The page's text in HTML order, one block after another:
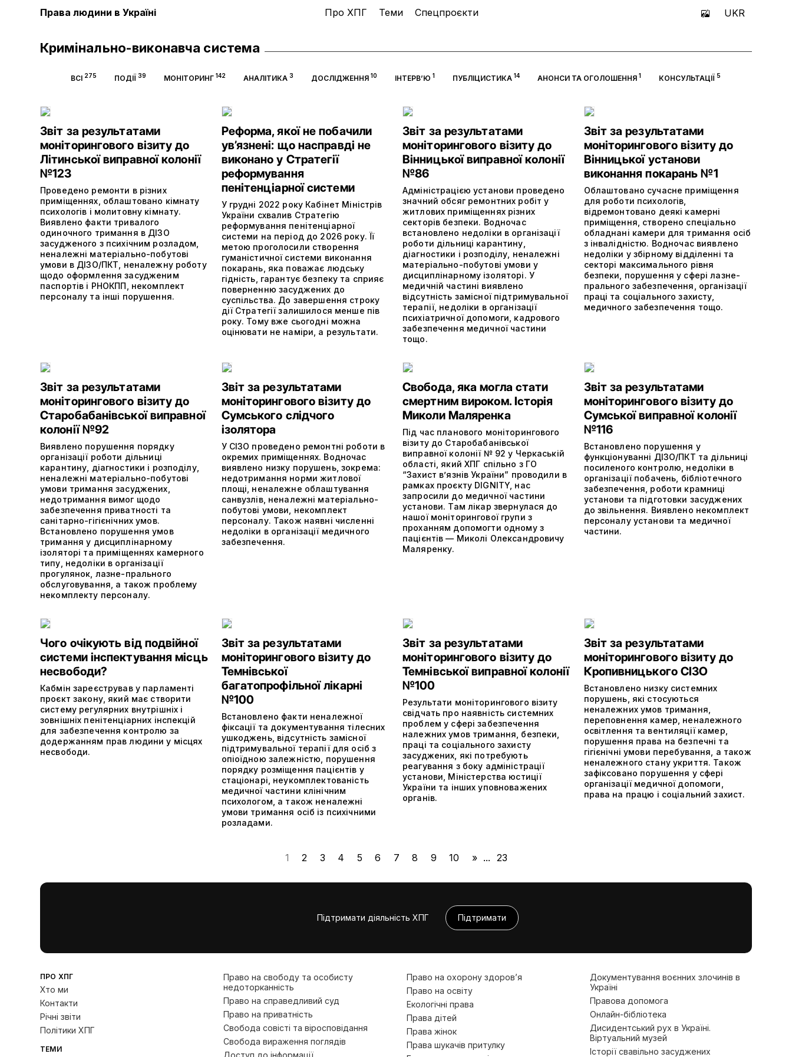
Права людини в Україні Про ХПГ Теми Спецпроєкти UKR
Кримінально-виконавча система
ВСІ275 ПОДІЇ39 МОНІТОРИНГ142 АНАЛІТИКА 3 ДОСЛІДЖЕННЯ10 ІНТЕРВ’Ю 1 ПУБЛІЦИСТИКА 14 АНОНСИ ТА ОГОЛОШЕННЯ1 КОНСУЛЬТАЦІЇ5
Звіт за результатами
моніторингового візиту до
Літинської виправної колонії
№123
Проведено ремонти в різних
приміщеннях, облаштовано кімнату
психологів і молитовну кімнату.
Виявлено факти тривалого
одиночного тримання в ДІЗО
засудженого з психічним розладом,
неналежні матеріально-побутові
умови в ДІЗО/ПКТ, неналежну роботу
щодо оформлення засудженим
паспортів і РНОКПП, некомплект
персоналу та інші порушення.
Реформа, якої не побачили
ув’язнені: що насправді не
виконано у Стратегії
реформування
пенітенціарної системи
У грудні 2022 року Кабінет Міністрів
України схвалив Стратегію
реформування пенітенціарної
системи на період до 2026 року. Її
метою проголосили створення
гуманістичної системи виконання
покарань, яка поважає людську
гідність, гарантує безпеку та сприяє
поверненню засуджених до
суспільства. До завершення строку
дії Стратегії залишилося менше пів
року. Тому вже сьогодні можна
оцінювати не наміри, а результати.
Звіт за результатами
моніторингового візиту до
Вінницької виправної колонії
№86
Адміністрацією установи проведено
значний обсяг ремонтних робіт у
житлових приміщеннях різних
секторів безпеки. Водночас
встановлено недоліки в організації
роботи дільниці карантину,
діагностики і розподілу, неналежні
матеріально-побутові умови у
дисциплінарному ізоляторі. У
медичній частині виявлено
відсутність замісної підтримувальної
терапії, недоліки в організації
психіатричної допомоги, кадрового
забезпечення медичної частини
тощо.
Звіт за результатами
моніторингового візиту до
Вінницької установи
виконання покарань №1
Облаштовано сучасне приміщення
для роботи психологів,
відремонтовано деякі камерні
приміщення, створено спеціально
обладнані камери для тримання осіб
з інвалідністю. Водночас виявлено
недоліки у збірному відділенні та
секторі максимального рівня
безпеки, порушення у сфері лазне-
прального забезпечення, організації
праці та соціального захисту,
медичного забезпечення тощо.
Звіт за результатами
моніторингового візиту до
Старобабанівської виправної
колонії №92
Виявлено порушення порядку
організації роботи дільниці
карантину, діагностики і розподілу,
неналежні матеріально-побутові
умови тримання засуджених,
недотримання вимог щодо
забезпечення приватності та
санітарно-гігієнічних умов.
Встановлено порушення умов
тримання у дисциплінарному
ізоляторі та приміщеннях камерного
типу, недоліки в організації
прогулянок, лазне-прального
обслуговування, а також проблему
некомплекту персоналу.
Звіт за результатами
моніторингового візиту до
Сумського слідчого
ізолятора
У СІЗО проведено ремонтні роботи в
окремих приміщеннях. Водночас
виявлено низку порушень, зокрема:
недотримання норми житлової
площі, неналежне облаштування
санвузлів, неналежні матеріально-
побутові умови, некомплект
персоналу. Також наявні численні
недоліки в організації медичного
забезпечення.
Свобода, яка могла стати
смертним вироком. Історія
Миколи Маляренка
Під час планового моніторингового
візиту до Старобабанівської
виправної колонії № 92 у Черкаській
області, який ХПГ спільно з ГО
“Захист в’язнів України” проводили в
рамках проєкту DIGNITY, нас
запросили до медичної частини
установи. Там лікар звернулася до
нашої моніторингової групи з
проханням допомогти одному з
пацієнтів — Миколі Олександровичу
Маляренку.
Звіт за результатами
моніторингового візиту до
Сумської виправної колонії
№116
Встановлено порушення у
функціонуванні ДІЗО/ПКТ та дільниці
посиленого контролю, недоліки в
організації побачень, бібліотечного
забезпечення, роботи крамниці
установи та підготовки засуджених
до звільнення. Виявлено некомплект
персоналу установи та медичної
частини.
Чого очікують від подвійної
системи інспектування місць
несвободи?
Кабмін зареєстрував у парламенті
проєкт закону, який має створити
систему регулярних внутрішніх і
зовнішніх пенітенціарних інспекцій
для забезпечення контролю за
додержанням прав людини у місцях
несвободи.
Звіт за результатами
моніторингового візиту до
Темнівської
багатопрофільної лікарні
№100
Встановлено факти неналежної
фіксації та документування тілесних
ушкоджень, відсутність замісної
підтримувальної терапії для осіб з
опіоїдною залежністю, порушення
порядку розміщення пацієнтів у
стаціонарі, неукомплектованість
медичної частини клінічним
психологом, а також неналежні
умови тримання осіб із психічними
розладами.
Звіт за результатами
моніторингового візиту до
Темнівської виправної колонії
№100
Результати моніторингового візиту
свідчать про наявність системних
проблем у сфері забезпечення
належних умов тримання, безпеки,
праці та соціального захисту
засуджених, які потребують
реагування з боку адміністрації
установи, Міністерства юстиції
України та інших уповноважених
органів.
Звіт за результатами
моніторингового візиту до
Кропивницького СІЗО
Встановлено низку системних
порушень, які стосуються
неналежних умов тримання,
переповнення камер, неналежного
освітлення та вентиляції камер,
порушення права на безпечні та
гігієнічні умови перебування, а також
неналежного стану укриття. Також
зафіксовано порушення у сфері
організації медичної допомоги,
права на працю і соціальний захист.
1 2 3 4 5 6 7 8 9 10 » ... 23
Підтримати діяльність ХПГ Підтримати
ПРО ХПГ
Хто ми
Контакти
Річні звіти
Політики ХПГ
ТЕМИ
Право на свободу та особисту
недоторканність
Право на справедливий суд
Право на приватність
Свобода совісті та віросповідання
Свобода вираження поглядів
Доступ до інформації
Право на охорону здоров’я
Право на освіту
Екологічні права
Права дітей
Права жінок
Права шукачів притулку
Документування воєнних злочинів в
Україні
Правова допомога
Онлайн-бібліотека
Дисидентський рух в Україні.
Віртуальний музей
Історії свавільно засуджених